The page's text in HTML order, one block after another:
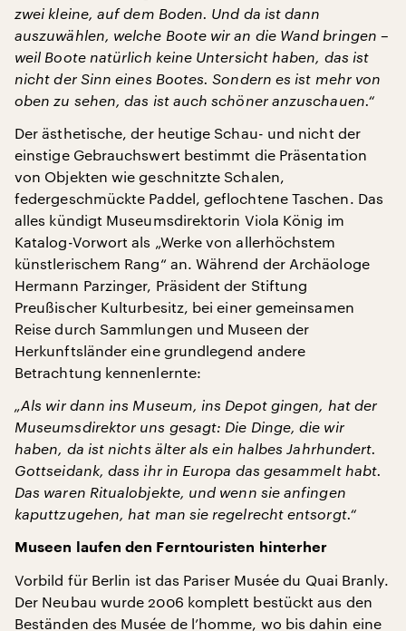
zwei kleine, auf dem Boden. Und da ist dann
auszuwählen, welche Boote wir an die Wand bringen –
weil Boote natürlich keine Untersicht haben, das ist
nicht der Sinn eines Bootes. Sondern es ist mehr von
oben zu sehen, das ist auch schöner anzuschauen.“
Der ästhetische, der heutige Schau- und nicht der
einstige Gebrauchswert bestimmt die Präsentation
von Objekten wie geschnitzte Schalen,
federgeschmückte Paddel, geflochtene Taschen. Das
alles kündigt Museumsdirektorin Viola König im
Katalog-Vorwort als „Werke von allerhöchstem
künstlerischem Rang“ an. Während der Archäologe
Hermann Parzinger, Präsident der Stiftung
Preußischer Kulturbesitz, bei einer gemeinsamen
Reise durch Sammlungen und Museen der
Herkunftsländer eine grundlegend andere
Betrachtung kennenlernte:
„Als wir dann ins Museum, ins Depot gingen, hat der
Museumsdirektor uns gesagt: Die Dinge, die wir
haben, da ist nichts älter als ein halbes Jahrhundert.
Gottseidank, dass ihr in Europa das gesammelt habt.
Das waren Ritualobjekte, und wenn sie anfingen
kaputtzugehen, hat man sie regelrecht entsorgt.“
Museen laufen den Ferntouristen hinterher
Vorbild für Berlin ist das Pariser Musée du Quai Branly.
Der Neubau wurde 2006 komplett bestückt aus den
Beständen des Musée de l’homme, wo bis dahin eine